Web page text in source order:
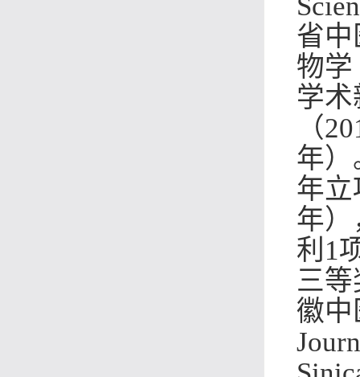
省
物
学
（
年
年
年
利 1
三等
徽中